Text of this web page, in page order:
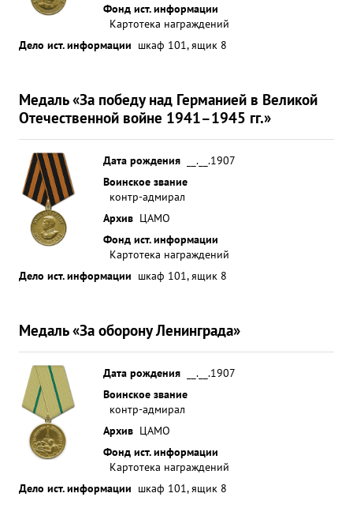
Фонд ист. информации
Картотека награждений
Дело ист. информации шкаф 101, ящик 8
Медаль «За победу над Германией в Великой
Отечественной войне 1941–1945 гг.»
Дата рождения
__.__.1907
Воинское звание
контр-адмирал
Архив ЦАМО
Фонд ист. информации
Картотека награждений
Дело ист. информации шкаф 101, ящик 8
Медаль «За оборону Ленинграда»
Дата рождения
__.__.1907
Воинское звание
контр-адмирал
Архив ЦАМО
Фонд ист. информации
Картотека награждений
Дело ист. информации шкаф 101, ящик 8